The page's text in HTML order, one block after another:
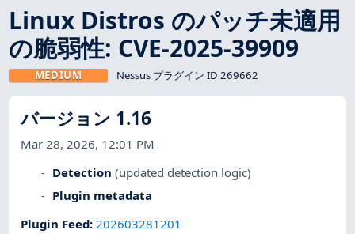
Linux Distros のパッチ未適用
の脆弱性: CVE-2025-39909
MEDIUM Nessus プラグイン ID 269662
バージョン 1.16
Mar 28, 2026, 12:01 PM
Detection (updated detection logic)
Plugin metadata
Plugin Feed:202603281201